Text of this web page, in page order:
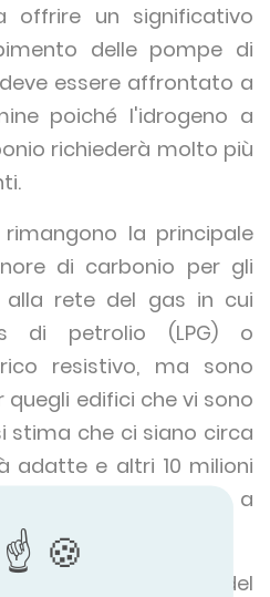
offrire un significativo
delle pompe di
essere affrontato a
poiché l'idrogeno a
richiederà molto più
la principale
di carbonio per gli
alla rete del gas in cui
di petrolio (LPG) o
resistivo, ma sono
quegli edifici che vi sono
stima che ci siano circa
adatte e altri 10 milioni
per l'isolamento a
il 5° budget del